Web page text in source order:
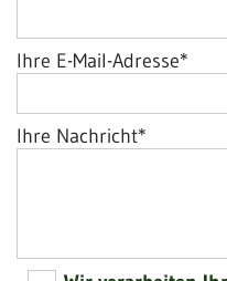
Ihre E-Mail-Adresse*
Ihre Nachricht*